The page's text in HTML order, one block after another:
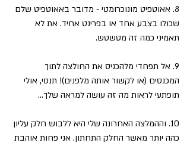
8. אאוטפיט מונוכרומטי - מדובר באאוטפיט שלם
שכולו בצבע אחד או בפרינט אחיד. את לא
תאמיני כמה זה מטשטש.
9. אל תפחדי מלהכניס את החולצה לתוך
המכנסים (או לקשור אותה מלפנים)! תנסי, אולי
תופתעי לראות מה זה עושה למראה שלך...
10. וההמלצה האחרונה שלי היא ללבוש חלק עליון
כהה יותר מאשר החלק התחתון. אני פחות אוהבת